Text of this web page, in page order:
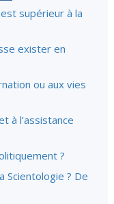
supérieur à la
exister en
ou aux vies
à l’assistance
?
Scientologie ? De